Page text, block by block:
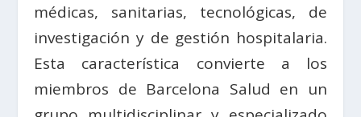
médicas, sanitarias, tecnológicas, de
investigación y de gestión hospitalaria.
Esta característica convierte a los
miembros de Barcelona Salud en un